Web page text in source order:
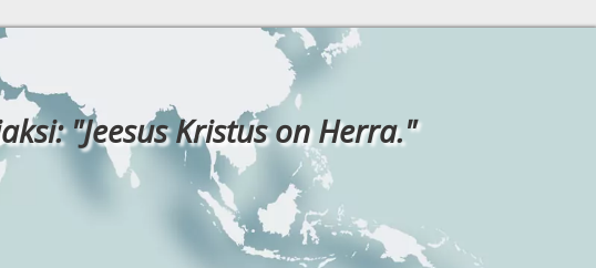
"Jeesus Kristus on Herra."